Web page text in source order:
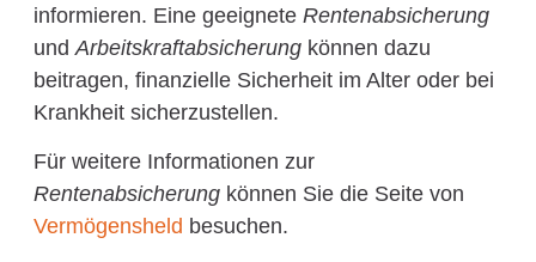
informieren. Eine geeignete Rentenabsicherung
und Arbeitskraftabsicherungkönnen dazu
beitragen, finanzielle Sicherheit im Alter oder bei
Krankheit sicherzustellen.
Für weitere Informationen zur
Rentenabsicherungkönnen Sie die Seite von
Vermögensheld besuchen.